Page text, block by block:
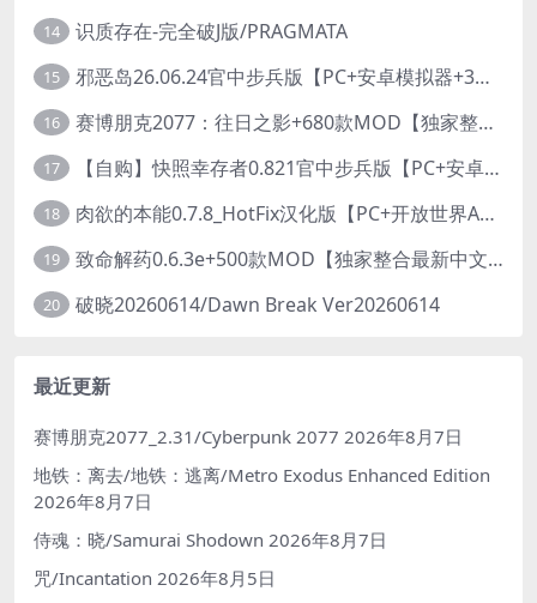
14 识质存在-完全破J版/PRAGMATA
15 邪恶岛26.06.24官中步兵版【PC+安卓模拟器+3D大型生存/动作ACT/开放世界】/Wicked Island【7.53G】
16 赛博朋克2077：往日之影+680款MOD【独家整合最新中文MOD管理器+在线下载1.7万N网MOD】/Cyberpunk 2077 Ver2.31 MOD V2025.11.8
17 【自购】快照幸存者0.821官中步兵版【PC+安卓模拟器+肉鸽生存SLG/盗摄/偷拍】/Snapshot Survivor【643M】
18 肉欲的本能0.7.8_HotFix汉化版【PC+开放世界ACT/大作/UE5超高画质/扶她+超级存档】/Carnal Instinct【7.3G】
19 致命解药0.6.3e+500款MOD【独家整合最新中文MOD管理器+在线下载N网全部MOD】/The Killing Antidote Ver0.6.3e MOD Ver2026.3.12
20 破晓20260614/Dawn Break Ver20260614
最近更新
赛博朋克2077_2.31/Cyberpunk 2077 2026年8月7日
地铁：离去/地铁：逃离/Metro Exodus Enhanced Edition
2026年8月7日
侍魂：晓/Samurai Shodown 2026年8月7日
咒/Incantation 2026年8月5日